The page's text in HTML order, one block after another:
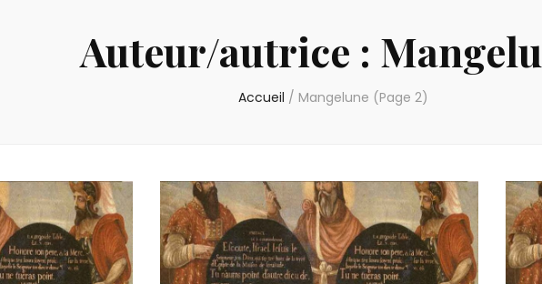
Auteur/autrice :
Accueil / Mangelune (Page 2)